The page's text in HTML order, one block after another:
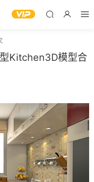
Kitchen3D模型合